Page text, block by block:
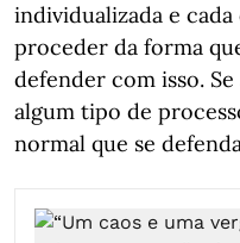
individualizada e
proceder da forma
defender com isso.
algum tipo de
normal que se